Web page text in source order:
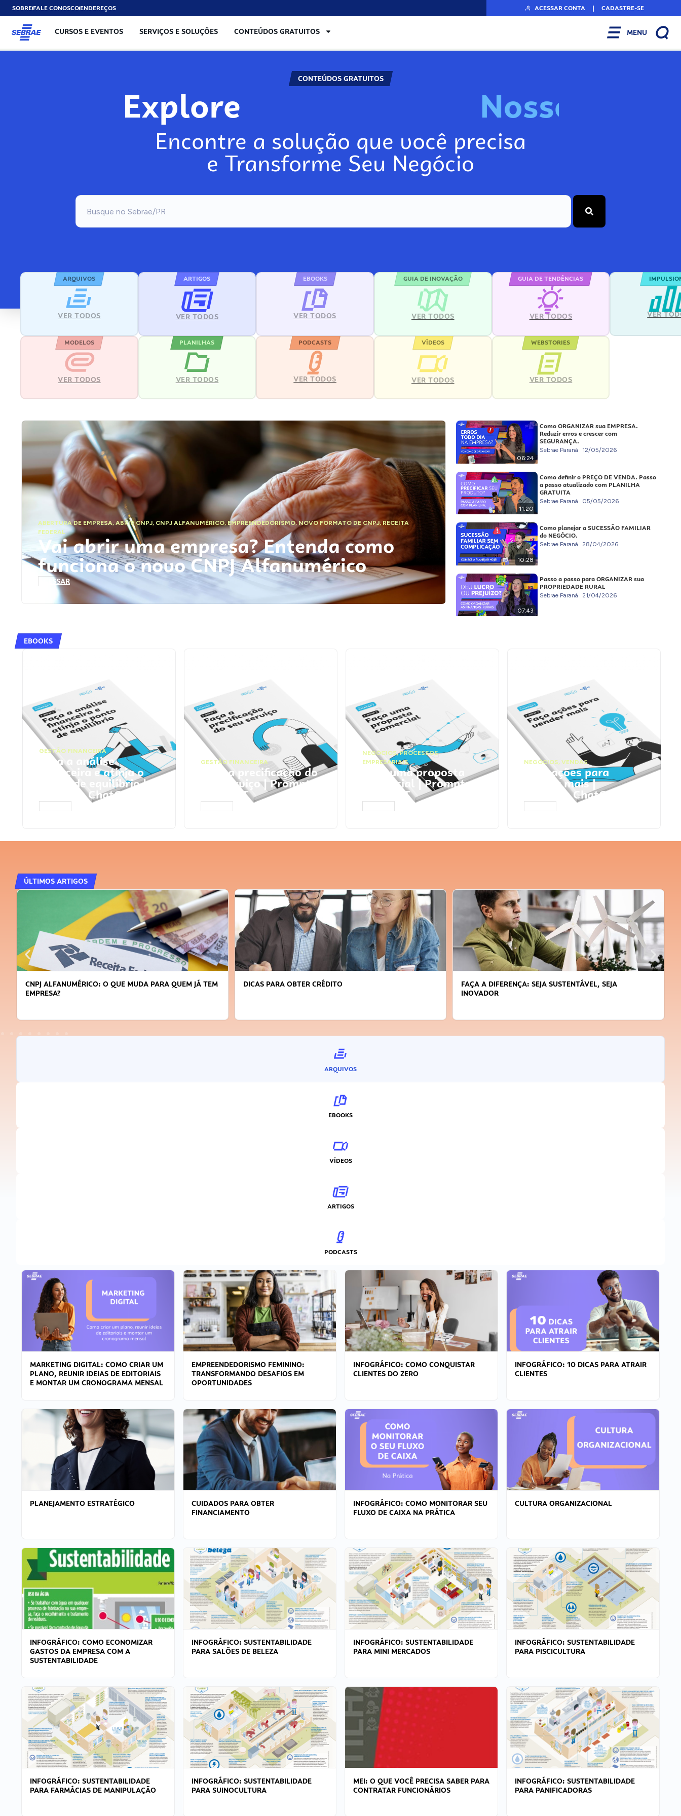
SOBREFALE CONOSCOENDEREÇOS ACESSAR CONTA | CADASTRE-SE
CURSOS E EVENTOS SERVIÇOS E SOLUÇÕES CONTEÚDOS GRATUITOS MENU
CONTEÚDOS GRATUITOS
Explore Nosso
Encontre a solução que você precisa
e Transforme Seu Negócio
ARQUIVOS
VER TODOS
ARTIGOS
VER TODOS
EBOOKS
VER TODOS
GUIA DE INOVAÇÃO
VER TODOS
GUIA DE TENDÊNCIAS
VER TODOS VER
MODELOS
VER TODOS
PLANILHAS
VER TODOS
PODCASTS
VER TODOS
VÍDEOS
VER TODOS
WEBSTORIES
VER TODOS
ABERTURA DE EMPRESA,ABRIR CNPJ, CNPJ ALFANUMÉRICO, EMPREENDEDORISMO,NOVO FORMATO DE CNPJ,RECEITA
FEDERAL
Vai abrir uma empresa? Entenda como
funciona o novo CNPJ Alfanumérico
ACESSAR
06:24
Como ORGANIZAR sua EMPRESA.
Reduzir erros e crescer com
SEGURANÇA.
Sebrae Paraná 12/05/2026
11:20
Como definir o PREÇO DE VENDA. Passo
a passo atualizado com PLANILHA
GRATUITA
Sebrae Paraná 05/05/2026
10:28
Como planejar a SUCESSÃO FAMILIAR
do NEGÓCIO.
Sebrae Paraná 28/04/2026
07:43
Passo a passo para ORGANIZAR sua
PROPRIEDADE RURAL
Sebrae Paraná 21/04/2026
EBOOKS
GESTÃO FINANCEIRA
Faça a análise
financeira e atinja o
ponto de equilíbrio |
Prompts ChatGPT
GESTÃO FINANCEIRA
Faça a precificação do
seu serviço | Prompts
ChatGPT
NEGÓCIOS,PROCESSOS
EMPRESARIAIS
Faça uma proposta
comercial | Prompts
ChatGPT
NEGÓCIOS, VENDAS
Faça ações para
vender mais |
Prompts ChatGPT
ÚLTIMOS ARTIGOS
CNPJ ALFANUMÉRICO: O QUE MUDA PARA QUEM JÁ TEM
EMPRESA?
DICAS PARA OBTER CRÉDITO
FAÇA A DIFERENÇA: SEJA SUSTENTÁVEL, SEJA
INOVADOR
ARQUIVOS
EBOOKS
VÍDEOS
ARTIGOS
PODCASTS
MARKETING DIGITAL: COMO CRIAR UM
PLANO, REUNIR IDEIAS DE EDITORIAIS
E MONTAR UM CRONOGRAMA MENSAL
EMPREENDEDORISMO FEMININO:
TRANSFORMANDO DESAFIOS EM
OPORTUNIDADES
INFOGRÁFICO: COMO CONQUISTAR
CLIENTES DO ZERO
INFOGRÁFICO: 10 DICAS PARA ATRAIR
CLIENTES
PLANEJAMENTO ESTRATÉGICO
CUIDADOS PARA OBTER
FINANCIAMENTO
INFOGRÁFICO: COMO MONITORAR SEU
FLUXO DE CAIXA NA PRÁTICA
CULTURA ORGANIZACIONAL
INFOGRÁFICO: COMO ECONOMIZAR
GASTOS DA EMPRESA COM A
SUSTENTABILIDADE
INFOGRÁFICO: SUSTENTABILIDADE
PARA SALÕES DE BELEZA
INFOGRÁFICO: SUSTENTABILIDADE
PARA MINI MERCADOS
INFOGRÁFICO: SUSTENTABILIDADE
PARA PISCICULTURA
INFOGRÁFICO: SUSTENTABILIDADE
PARA FARMÁCIAS DE MANIPULAÇÃO
INFOGRÁFICO: SUSTENTABILIDADE
PARA SUINOCULTURA
MEI: O QUE VOCÊ PRECISA SABER PARA
CONTRATAR FUNCIONÁRIOS
INFOGRÁFICO: SUSTENTABILIDADE
PARA PANIFICADORAS